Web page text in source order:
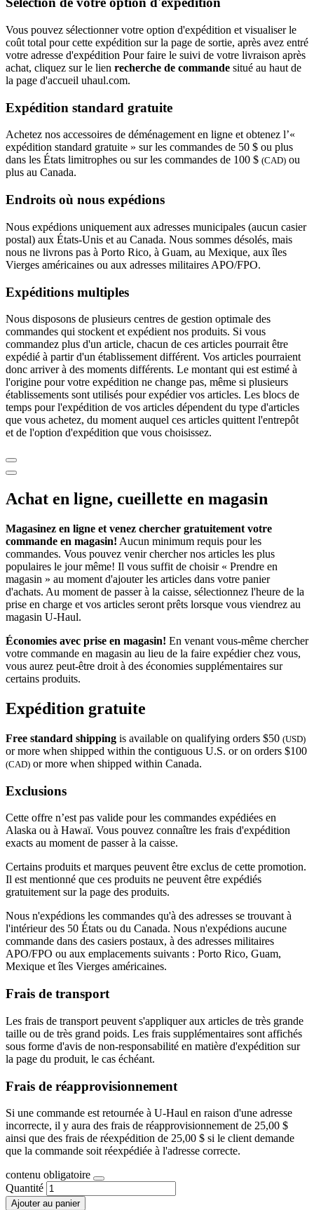
Vous pouvez sélectionner votre option d'expédition et visualiser le
coût total pour cette expédition sur la page de sortie, après avez entré
votre adresse d'expédition Pour faire le suivi de votre livraison après
achat, cliquez sur le lien recherche de commande situé au haut de
la page d'accueil uhaul.com.
Expédition standard gratuite
Achetez nos accessoires de déménagement en ligne et obtenez l’«
expédition standard gratuite » sur les commandes de 50 $ ou plus
dans les États limitrophes ou sur les commandes de 100 $ (CAD) ou
plus au Canada.
Endroits où nous expédions
Nous expédions uniquement aux adresses municipales (aucun casier
postal) aux États-Unis et au Canada. Nous sommes désolés, mais
nous ne livrons pas à Porto Rico, à Guam, au Mexique, aux îles
Vierges américaines ou aux adresses militaires APO/FPO.
Expéditions multiples
Nous disposons de plusieurs centres de gestion optimale des
commandes qui stockent et expédient nos produits. Si vous
commandez plus d'un article, chacun de ces articles pourrait être
expédié à partir d'un établissement différent. Vos articles pourraient
donc arriver à des moments différents. Le montant qui est estimé à
l'origine pour votre expédition ne change pas, même si plusieurs
établissements sont utilisés pour expédier vos articles. Les blocs de
temps pour l'expédition de vos articles dépendent du type d'articles
que vous achetez, du moment auquel ces articles quittent l'entrepôt
et de l'option d'expédition que vous choisissez.
Achat en ligne, cueillette en magasin
Magasinez en ligne et venez chercher gratuitement votre
commande en magasin! Aucun minimum requis pour les
commandes. Vous pouvez venir chercher nos articles les plus
populaires le jour même! Il vous suffit de choisir « Prendre en
magasin » au moment d'ajouter les articles dans votre panier
d'achats. Au moment de passer à la caisse, sélectionnez l'heure de la
prise en charge et vos articles seront prêts lorsque vous viendrez au
magasin U-Haul.
Économies avec prise en magasin! En venant vous-même chercher
votre commande en magasin au lieu de la faire expédier chez vous,
vous aurez peut-être droit à des économies supplémentaires sur
certains produits.
Expédition gratuite
Free standard shipping is available on qualifying orders $50 (USD)
or more when shipped within the contiguous U.S. or on orders $100
(CAD) or more when shipped within Canada.
Exclusions
Cette offre n’est pas valide pour les commandes expédiées en
Alaska ou à Hawaï. Vous pouvez connaître les frais d'expédition
exacts au moment de passer à la caisse.
Certains produits et marques peuvent être exclus de cette promotion.
Il est mentionné que ces produits ne peuvent être expédiés
gratuitement sur la page des produits.
Nous n'expédions les commandes qu'à des adresses se trouvant à
l'intérieur des 50 États ou du Canada. Nous n'expédions aucune
commande dans des casiers postaux, à des adresses militaires
APO/FPO ou aux emplacements suivants : Porto Rico, Guam,
Mexique et îles Vierges américaines.
Frais de transport
Les frais de transport peuvent s'appliquer aux articles de très grande
taille ou de très grand poids. Les frais supplémentaires sont affichés
sous forme d'avis de non-responsabilité en matière d'expédition sur
la page du produit, le cas échéant.
Frais de réapprovisionnement
Si une commande est retournée à U-Haul en raison d'une adresse
incorrecte, il y aura des frais de réapprovisionnement de 25,00 $
ainsi que des frais de réexpédition de 25,00 $ si le client demande
que la commande soit réexpédiée à l'adresse correcte.
contenu obligatoire
Quantité
Ajouter au panier